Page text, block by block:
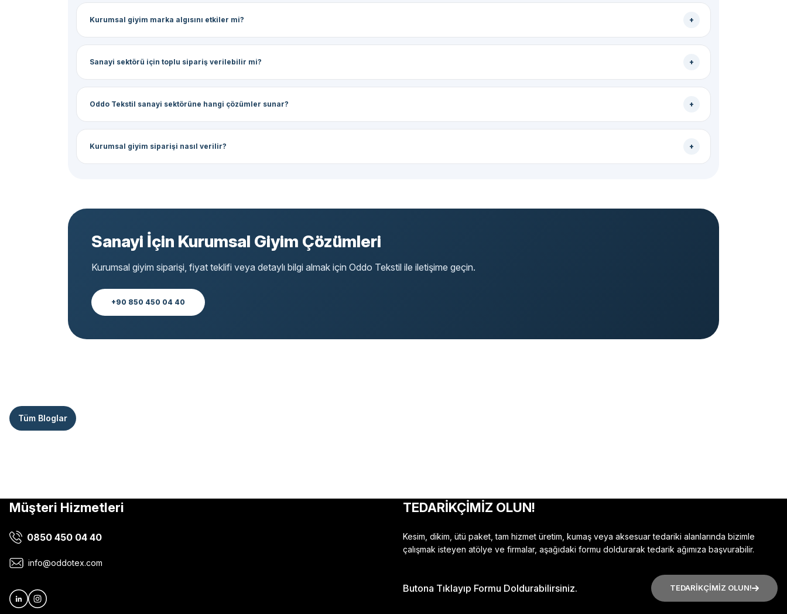
Kurumsal giyim marka algısını etkiler mi?
Sanayi sektörü için toplu sipariş verilebilir mi?
Oddo Tekstil sanayi sektörüne hangi çözümler sunar?
Kurumsal giyim siparişi nasıl verilir?
Sanayi İçin Kurumsal Giyim Çözümleri
Kurumsal giyim siparişi, fiyat teklifi veya detaylı bilgi almak için Oddo Tekstil ile iletişime geçin.
+90 850 450 04 40
Tüm Bloglar
Müşteri Hizmetleri
0850 450 04 40
info@oddotex.com
TEDARİKÇİMİZ OLUN!
Kesim, dikim, ütü paket, tam hizmet üretim, kumaş veya aksesuar tedariki alanlarında bizimle
çalışmak isteyen atölye ve firmalar, aşağıdaki formu doldurarak tedarik ağımıza başvurabilir.
Butona Tıklayıp Formu Doldurabilirsiniz. TEDARİKÇİMİZ OLUN!